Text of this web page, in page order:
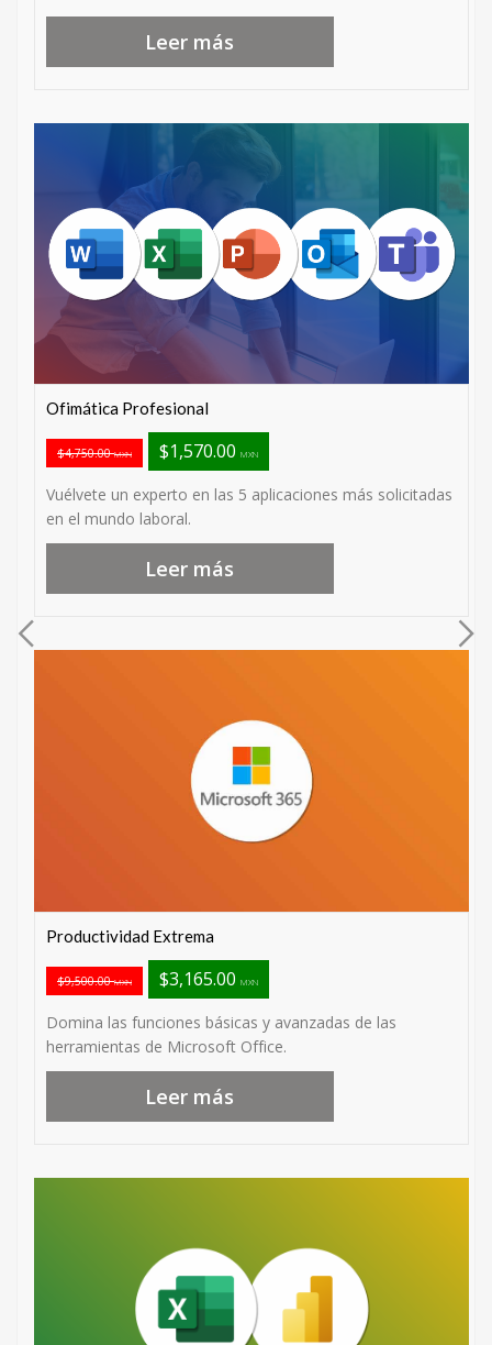
Leer más
Ofimática Profesional
$4,750.00MXN $1,570.00 MXN
Vuélvete un experto en las 5 aplicaciones más solicitadas
en el mundo laboral.
Leer más
Productividad Extrema
$9,500.00MXN $3,165.00 MXN
Domina las funciones básicas y avanzadas de las
herramientas de Microsoft Office.
Leer más